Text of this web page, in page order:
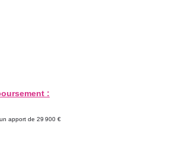
:
apport de 29 900 €